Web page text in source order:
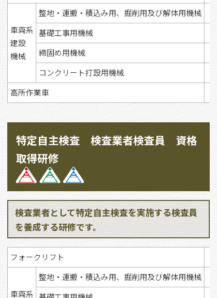
車両系
建設
機械
整地・運搬・積込み用、掘削用及び解体用機械
基礎工事用機械
締固め用機械
コンクリート打設用機械
高所作業車
特定自主検査 検査業者検査員 資格
取得研修
検査業者として特定自主検査を実施する検査員
を養成する研修です。
フォークリフト
車両系
整地・運搬・積込み用、掘削用及び解体用機械